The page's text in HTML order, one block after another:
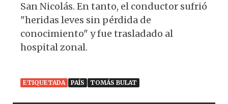
San Nicolás. En tanto, el conductor sufrió
"heridas leves sin pérdida de
conocimiento" y fue trasladado al
hospital zonal.
ETIQUETADA PAÍS TOMÁS BULAT